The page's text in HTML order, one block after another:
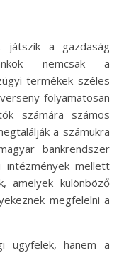
nemcsak a
termékek széles
folyamatosan
számára számos
a számukra
bankrendszer
intézmények mellett
amelyek különböző
megfelelni a
ügyfelek, hanem a